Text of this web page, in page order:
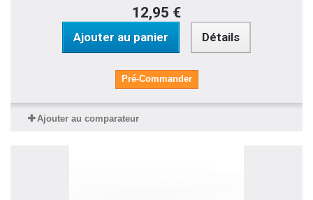
12,95 €
Ajouter au panier Détails
Pré-Commander
Ajouter au comparateur